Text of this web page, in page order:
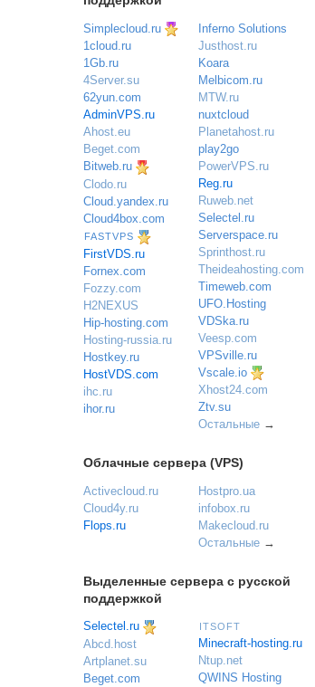
Simplecloud.ru
1cloud.ru
1Gb.ru
4Server.su
62yun.com
AdminVPS.ru
Ahost.eu
Beget.com
Bitweb.ru
Clodo.ru
Cloud.yandex.ru
Cloud4box.com
FASTVPS
FirstVDS.ru
Fornex.com
Fozzy.com
H2NEXUS
Hip-hosting.com
Hosting-russia.ru
Hostkey.ru
HostVDS.com
ihc.ru
ihor.ru
Inferno Solutions
Justhost.ru
Koara
Melbicom.ru
MTW.ru
nuxtcloud
Planetahost.ru
play2go
PowerVPS.ru
Reg.ru
Ruweb.net
Selectel.ru
Serverspace.ru
Sprinthost.ru
Theideahosting.com
Timeweb.com
UFO.Hosting
VDSka.ru
Veesp.com
VPSville.ru
Vscale.io
Xhost24.com
Ztv.su
Остальные →
Облачные сервера (VPS)
Activecloud.ru
Cloud4y.ru
Flops.ru
Hostpro.ua
infobox.ru
Makecloud.ru
Остальные →
Выделенные сервера с русской
поддержкой
Selectel.ru
Abcd.host
Artplanet.su
Beget.com
ITSOFT
Minecraft-hosting.ru
Ntup.net
QWINS Hosting